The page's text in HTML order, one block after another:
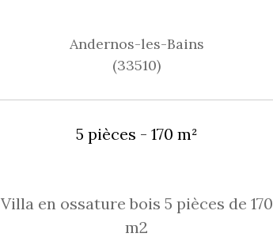
Andernos-les-Bains
(33510)
5 pièces - 170 m²
Villa en ossature bois 5 pièces de 170
m2